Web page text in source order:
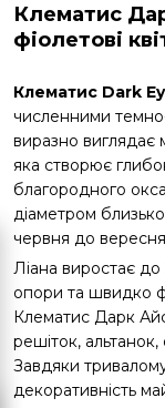
Клематис
фіолетові
Клематис Dark
численними
виразно виглядає
яка створює
благородного
діаметром
червня до
Ліана виростає
опори та швидко
Клематис Дарк
решіток,
Завдяки
декоративність